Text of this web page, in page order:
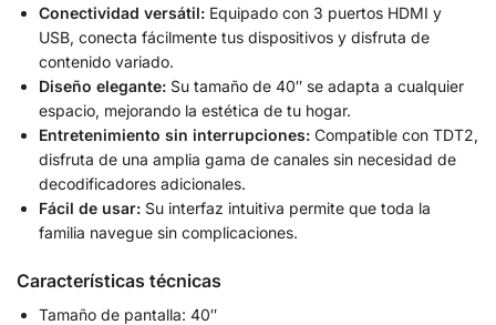
Conectividad versátil: Equipado con 3 puertos HDMI y
USB, conecta fácilmente tus dispositivos y disfruta de
contenido variado.
Diseño elegante: Su tamaño de 40″ se adapta a cualquier
espacio, mejorando la estética de tu hogar.
Entretenimiento sin interrupciones: Compatible con TDT2,
disfruta de una amplia gama de canales sin necesidad de
decodificadores adicionales.
Fácil de usar: Su interfaz intuitiva permite que toda la
familia navegue sin complicaciones.
Características técnicas
Tamaño de pantalla: 40″